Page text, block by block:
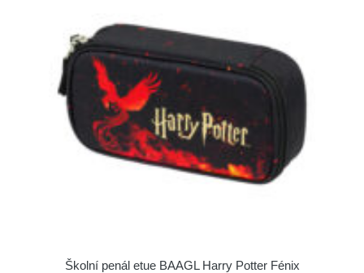
Školní penál etue BAAGL Harry Potter Fénix